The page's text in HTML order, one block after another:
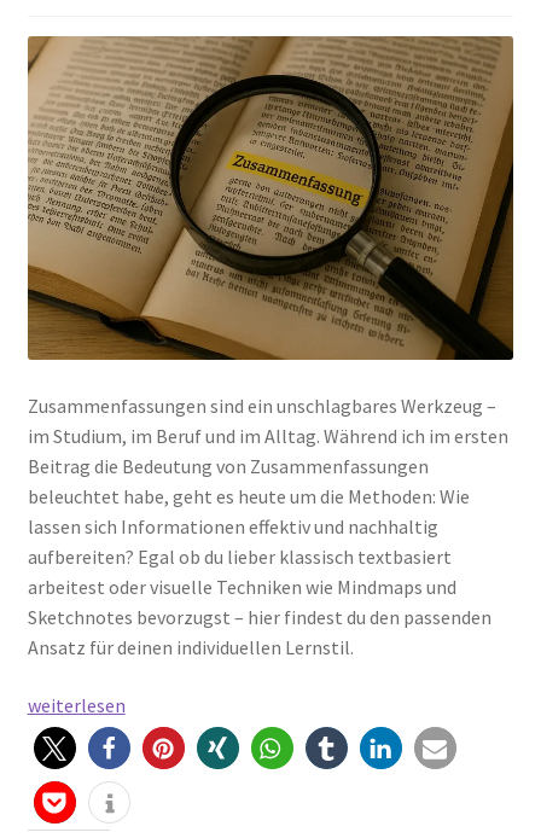
Alle Beiträge:
Zusammenfassungen sind ein unschlagbares Werkzeug –
im Studium, im Beruf und im Alltag. Während ich im ersten
Beitrag die Bedeutung von Zusammenfassungen
beleuchtet habe, geht es heute um die Methoden: Wie
lassen sich Informationen effektiv und nachhaltig
aufbereiten? Egal ob du lieber klassisch textbasiert
arbeitest oder visuelle Techniken wie Mindmaps und
Sketchnotes bevorzugst – hier findest du den passenden
Ansatz für deinen individuellen Lernstil.
Mit
Klarheit
zum
Kern:
Methoden
weiterlesen